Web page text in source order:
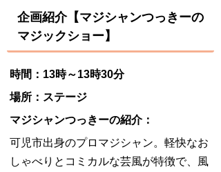
企画紹介【マジシャンつっきーの
マジックショー】
時間：13時～13時30分
場所：ステージ
マジシャンつっきーの紹介：
可児市出身のプロマジシャン。軽快なお
しゃべりとコミカルな芸風が特徴で、風